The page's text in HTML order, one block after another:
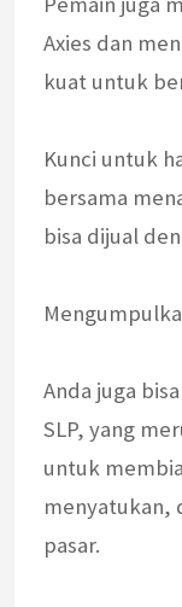
Axies dan
kuat untuk
Kunci untuk
bersama
bisa dijual
Anda juga
SLP, yang
untuk
menyatukan,
pasar.